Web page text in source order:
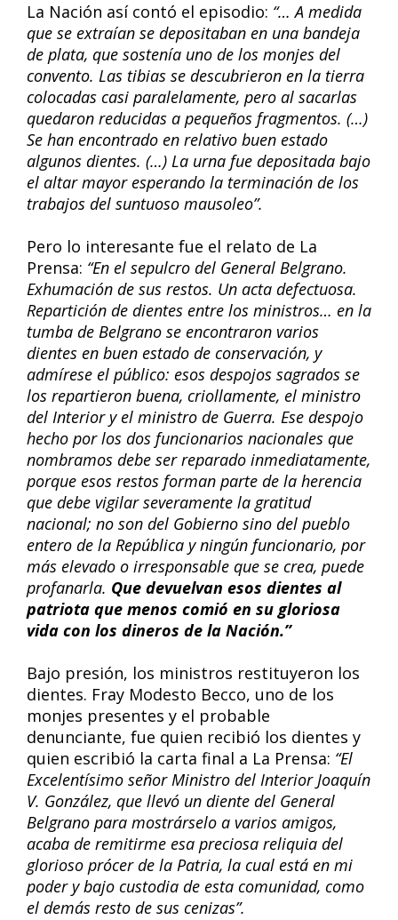
La Nación así contó el episodio: “… A medida
que se extraían se depositaban en una bandeja
de plata, que sostenía uno de los monjes del
convento. Las tibias se descubrieron en la tierra
colocadas casi paralelamente, pero al sacarlas
quedaron reducidas a pequeños fragmentos. (…)
Se han encontrado en relativo buen estado
algunos dientes. (…) La urna fue depositada bajo
el altar mayor esperando la terminación de los
trabajos del suntuoso mausoleo”.
Pero lo interesante fue el relato de La
Prensa: “En el sepulcro del General Belgrano.
Exhumación de sus restos. Un acta defectuosa.
Repartición de dientes entre los ministros… en la
tumba de Belgrano se encontraron varios
dientes en buen estado de conservación, y
admírese el público: esos despojos sagrados se
los repartieron buena, criollamente, el ministro
del Interior y el ministro de Guerra. Ese despojo
hecho por los dos funcionarios nacionales que
nombramos debe ser reparado inmediatamente,
porque esos restos forman parte de la herencia
que debe vigilar severamente la gratitud
nacional; no son del Gobierno sino del pueblo
entero de la República y ningún funcionario, por
más elevado o irresponsable que se crea, puede
profanarla. Que devuelvan esos dientes al
patriota que menos comió en su gloriosa
vida con los dineros de la Nación.”
Bajo presión, los ministros restituyeron los
dientes. Fray Modesto Becco, uno de los
monjes presentes y el probable
denunciante, fue quien recibió los dientes y
quien escribió la carta final a La Prensa: “El
Excelentísimo señor Ministro del Interior Joaquín
V. González, que llevó un diente del General
Belgrano para mostrárselo a varios amigos,
acaba de remitirme esa preciosa reliquia del
glorioso prócer de la Patria, la cual está en mi
poder y bajo custodia de esta comunidad, como
el demás resto de sus cenizas”.